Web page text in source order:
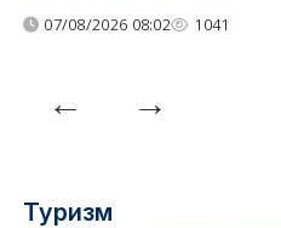
07/08/2026 08:02 1041
Туризм